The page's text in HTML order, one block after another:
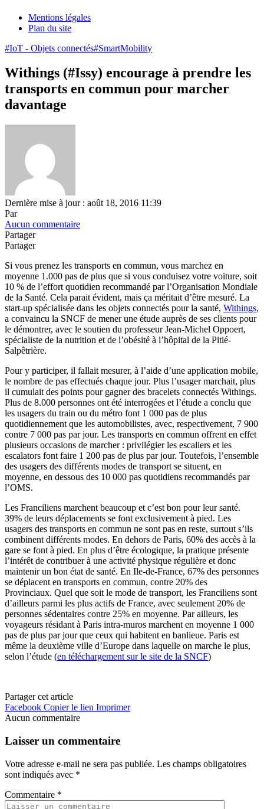
Mentions légales
Plan du site
#IoT - Objets connectés#SmartMobility
Withings (#Issy) encourage à prendre les
transports en commun pour marcher
davantage
Dernière mise à jour : août 18, 2016 11:39
Par
Aucun commentaire
Partager
Partager
Si vous prenez les transports en commun, vous marchez en
moyenne 1.000 pas de plus que si vous conduisez votre voiture, soit
10 % de l’effort quotidien recommandé par l’Organisation Mondiale
de la Santé. Cela parait évident, mais ça méritait d’être mesuré. La
start-up spécialisée dans les objets connectés pour la santé, Withings,
a convaincu la SNCF de mener une étude auprès de ses clients pour
le démontrer, avec le soutien du professeur Jean-Michel Oppoert,
spécialiste de la nutrition et de l’obésité à l’hôpital de la Pitié-
Salpêtrière.
Pour y participer, il fallait mesurer, à l’aide d’une application mobile,
le nombre de pas effectués chaque jour. Plus l’usager marchait, plus
il cumulait des points pour gagner des bracelets connectés Withings.
Plus de 8.000 personnes ont été interrogées et l’étude a conclu que
les usagers du train ou du métro font 1 000 pas de plus
quotidiennement que les automobilistes, avec, respectivement, 7 900
contre 7 000 pas par jour. Les transports en commun offrent en effet
plusieurs occasions de marcher : privilégier les escaliers et les
escalators font faire 1 200 pas de plus par jour. Toutefois, l’ensemble
des usagers des différents modes de transport se situent, en
moyenne, en dessous des 10 000 pas quotidiens recommandés par
l’OMS.
Les Franciliens marchent beaucoup et c’est bon pour leur santé.
39% de leurs déplacements se font exclusivement à pied. Les
usagers des transports en commun ne sont pas en reste, surtout s’ils
combinent différents modes. En dehors de Paris, 60% des accès à la
gare se font à pied. En plus d’être écologique, la pratique présente
l’intérêt de contribuer à une activité physique régulière et donc
maintenir un bon état de santé. En Ile-de-France, 67% des personnes
se déplacent en transports en commun, contre 20% des
Provinciaux. Quel que soit le mode de transport, les Franciliens sont
d’ailleurs parmi les plus actifs de France, avec seulement 20% de
personnes sédentaires contre 25% en moyenne. Par ailleurs, les
voyageurs résidant à Paris intra-muros marchent en moyenne 1 000
pas de plus par jour que ceux qui habitent en banlieue. Paris est
même la deuxième ville d’Europe dans laquelle on marche le plus,
selon l’étude (en téléchargement sur le site de la SNCF)
Partager cet article
Facebook Copier le lien Imprimer
Aucun commentaire
Laisser un commentaire
Votre adresse e-mail ne sera pas publiée. Les champs obligatoires
sont indiqués avec *
Commentaire *